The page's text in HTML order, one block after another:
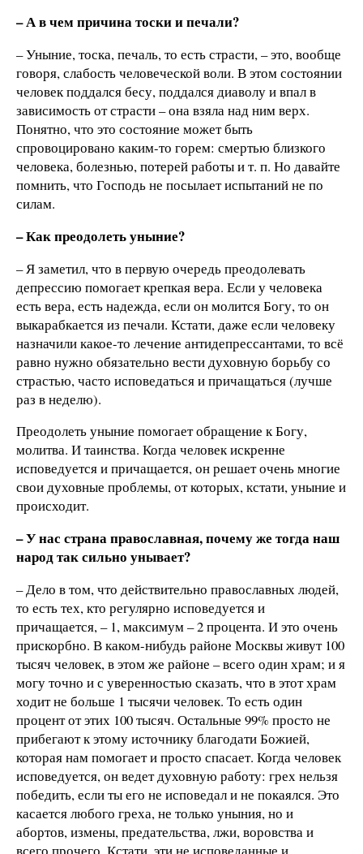
– А в чем причина тоски и печали?
– Уныние, тоска, печаль, то есть страсти, – это, вообще
говоря, слабость человеческой воли. В этом состоянии
человек поддался бесу, поддался диаволу и впал в
зависимость от страсти – она взяла над ним верх.
Понятно, что это состояние может быть
спровоцировано каким-то горем: смертью близкого
человека, болезнью, потерей работы и т. п. Но давайте
помнить, что Господь не посылает испытаний не по
силам.
– Как преодолеть уныние?
– Я заметил, что в первую очередь преодолевать
депрессию помогает крепкая вера. Если у человека
есть вера, есть надежда, если он молится Богу, то он
выкарабкается из печали. Кстати, даже если человеку
назначили какое-то лечение антидепрессантами, то всё
равно нужно обязательно вести духовную борьбу со
страстью, часто исповедаться и причащаться (лучше
раз в неделю).
Преодолеть уныние помогает обращение к Богу,
молитва. И таинства. Когда человек искренне
исповедуется и причащается, он решает очень многие
свои духовные проблемы, от которых, кстати, уныние и
происходит.
– У нас страна православная, почему же тогда наш
народ так сильно унывает?
– Дело в том, что действительно православных людей,
то есть тех, кто регулярно исповедуется и
причащается, – 1, максимум – 2 процента. И это очень
прискорбно. В каком-нибудь районе Москвы живут 100
тысяч человек, в этом же районе – всего один храм; и я
могу точно и с уверенностью сказать, что в этот храм
ходит не больше 1 тысячи человек. То есть один
процент от этих 100 тысяч. Остальные 99% просто не
прибегают к этому источнику благодати Божией,
которая нам помогает и просто спасает. Когда человек
исповедуется, он ведет духовную работу: грех нельзя
победить, если ты его не исповедал и не покаялся. Это
касается любого греха, не только уныния, но и
абортов, измены, предательства, лжи, воровства и